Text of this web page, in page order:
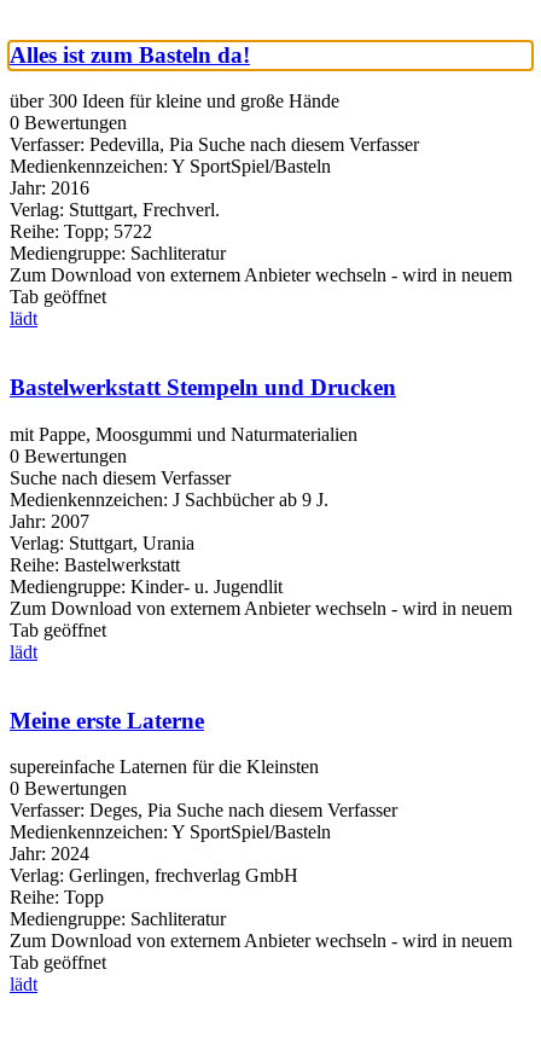
Alles ist zum Basteln da!
über 300 Ideen für kleine und große Hände
0 Bewertungen
Verfasser: Pedevilla, Pia Suche nach diesem Verfasser
Medienkennzeichen: Y SportSpiel/Basteln
Jahr: 2016
Verlag: Stuttgart, Frechverl.
Reihe: Topp; 5722
Mediengruppe: Sachliteratur
Zum Download von externem Anbieter wechseln - wird in neuem
Tab geöffnet
lädt
Bastelwerkstatt Stempeln und Drucken
mit Pappe, Moosgummi und Naturmaterialien
0 Bewertungen
Suche nach diesem Verfasser
Medienkennzeichen: J Sachbücher ab 9 J.
Jahr: 2007
Verlag: Stuttgart, Urania
Reihe: Bastelwerkstatt
Mediengruppe: Kinder- u. Jugendlit
Zum Download von externem Anbieter wechseln - wird in neuem
Tab geöffnet
lädt
Meine erste Laterne
supereinfache Laternen für die Kleinsten
0 Bewertungen
Verfasser: Deges, Pia Suche nach diesem Verfasser
Medienkennzeichen: Y SportSpiel/Basteln
Jahr: 2024
Verlag: Gerlingen, frechverlag GmbH
Reihe: Topp
Mediengruppe: Sachliteratur
Zum Download von externem Anbieter wechseln - wird in neuem
Tab geöffnet
lädt